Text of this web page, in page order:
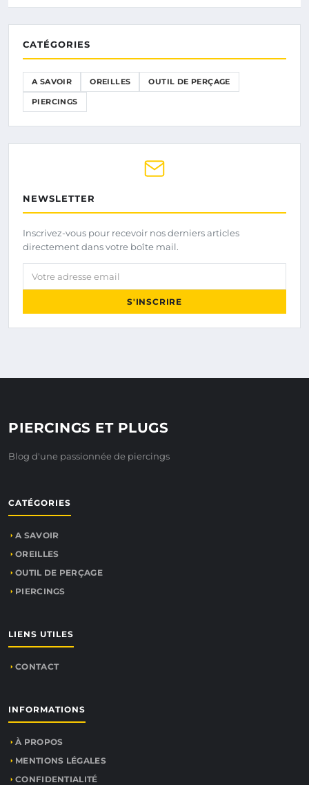
CATÉGORIES
A SAVOIR OREILLES OUTIL DE PERÇAGE
PIERCINGS
NEWSLETTER
Inscrivez-vous pour recevoir nos derniers articles
directement dans votre boîte mail.
Votre adresse email
S'INSCRIRE
PIERCINGS ET PLUGS
Blog d'une passionnée de piercings
CATÉGORIES
A SAVOIR
OREILLES
OUTIL DE PERÇAGE
PIERCINGS
LIENS UTILES
CONTACT
INFORMATIONS
À PROPOS
MENTIONS LÉGALES
CONFIDENTIALITÉ